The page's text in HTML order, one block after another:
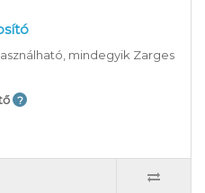
mindegyik Zarges